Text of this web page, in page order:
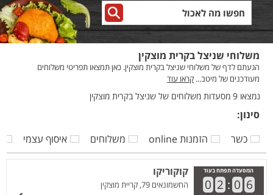
משלוחי שניצל בקרית מוצקין
הגעתם לדף של משלוחי שניצל בקרית מוצקין. כאן תמצאו תפריטי משלוחים
מעודכנים של מיטב... קראו עוד
נמצאו 9 מסעדות משלוחים של שניצל בקרית מוצקין
סינון:
כשר
הזמנות online משלוחים איסוף עצמי
המסעדה תפתח בעוד
0 2 : 0 6
קוקוריקו
החשמונאים 79, קריית מוצקין